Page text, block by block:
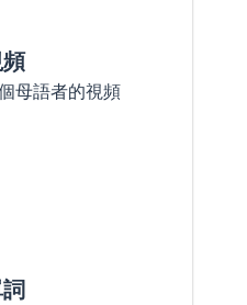
母語者的視頻